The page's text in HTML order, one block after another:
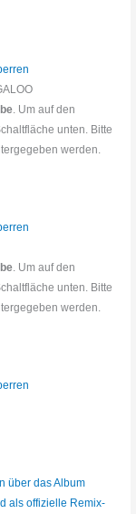
. Um auf den
unten. Bitte
werden.
. Um auf den
unten. Bitte
werden.
über das Album
als offizielle Remix-